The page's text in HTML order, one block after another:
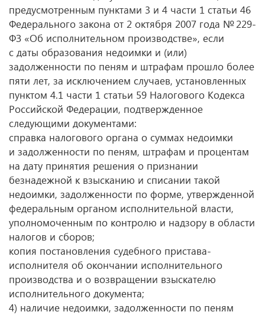
предусмотренным пунктами 3 и 4 части 1 статьи 46
Федерального закона от 2 октября 2007 года № 229-
ФЗ «Об исполнительном производстве», если
с даты образования недоимки и (или)
задолженности по пеням и штрафам прошло более
пяти лет, за исключением случаев, установленных
пунктом 4.1 части 1 статьи 59 Налогового Кодекса
Российской Федерации, подтвержденное
следующими документами:
справка налогового органа о суммах недоимки
и задолженности по пеням, штрафам и процентам
на дату принятия решения о признании
безнадежной к взысканию и списании такой
недоимки, задолженности по форме, утвержденной
федеральным органом исполнительной власти,
уполномоченным по контролю и надзору в области
налогов и сборов;
копия постановления судебного пристава-
исполнителя об окончании исполнительного
производства и о возвращении взыскателю
исполнительного документа;
4) наличие недоимки, задолженности по пеням